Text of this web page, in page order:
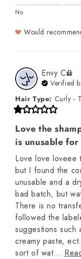
No
Would
Envy C
Verified
Hair Type: Curly -
Love the
is unusable for
Love love loveee
but I found the
unusable and a
bad batch, but
There is no
followed the
suggestions such
creamy paste,
sort of wat...